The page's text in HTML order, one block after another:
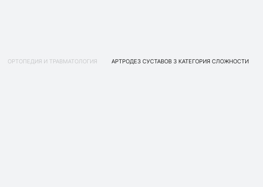
ОРТОПЕДИЯ И ТРАВМАТОЛОГИЯ АРТРОДЕЗ СУСТАВОВ 3 КАТЕГОРИЯ СЛОЖНОСТИ